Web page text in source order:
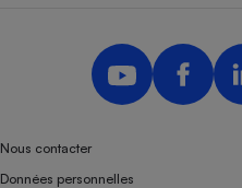
Nous contacter
Données personnelles